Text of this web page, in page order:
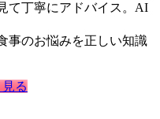
て丁寧にアドバイス。AI
事のお悩みを正しい知識
る